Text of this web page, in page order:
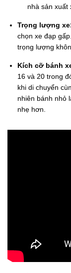
nhà sản xuất
Trọng lượng
chọn xe đạp
trọng lượng
Kích cỡ bánh
16 và 20 trong
khi di chuyển
nhiên bánh nhỏ
nhẹ hơn.